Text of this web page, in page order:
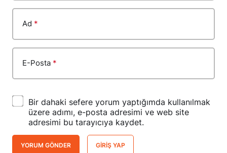
Ad *
E-Posta *
Bir dahaki sefere yorum yaptığımda kullanılmak
üzere adımı, e-posta adresimi ve web site
adresimi bu tarayıcıya kaydet.
YORUM GÖNDER GIRIŞ YAP